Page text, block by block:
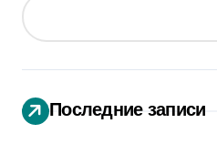
Последние записи